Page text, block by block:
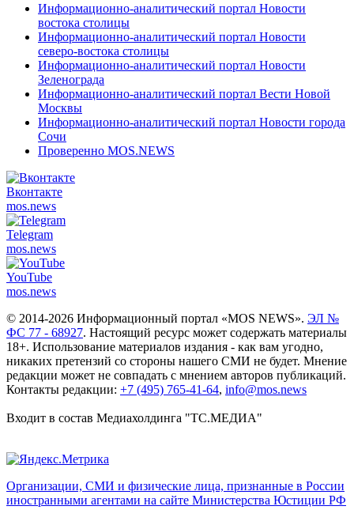
Информационно-аналитический портал Новости
востока столицы
Информационно-аналитический портал Новости
северо-востока столицы
Информационно-аналитический портал Новости
Зеленограда
Информационно-аналитический портал Вести Новой
Москвы
Информационно-аналитический портал Новости города
Сочи
Проверенно MOS.NEWS
Вконтакте
mos.news
Telegram
mos.news
YouTube
mos.news
© 2014-2026 Информационный портал «MOS NEWS». ЭЛ №
ФС 77 - 68927. Настоящий ресурс может содержать материалы
18+. Использование материалов издания - как вам угодно,
никаких претензий со стороны нашего СМИ не будет. Мнение
редакции может не совпадать с мнением авторов публикаций.
Контакты редакции: +7 (495) 765-41-64, info@mos.news
Входит в состав Медиахолдинга "ТС.МЕДИА"
Организации, СМИ и физические лица, признанные в России
иностранными агентами на сайте Министерства Юстиции РФ